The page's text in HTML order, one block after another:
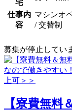
宅
仕事内
容
マシンオ
/ 交替制
募集が停止してい
【寮費無料